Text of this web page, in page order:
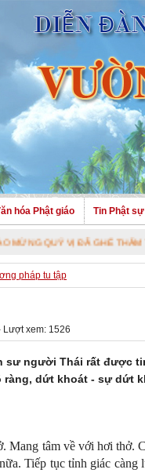
hóa Phật giáo Tin Phật sự
VỊ ĐÃ GHÉ THĂM TRANG NHÀ.
pháp tu tập
Lượt xem: 1526
sư người Thái rất được
ràng, dứt khoát - sự dứt
Mang tâm về với hơi thở.
Tiếp tục tỉnh giác càng